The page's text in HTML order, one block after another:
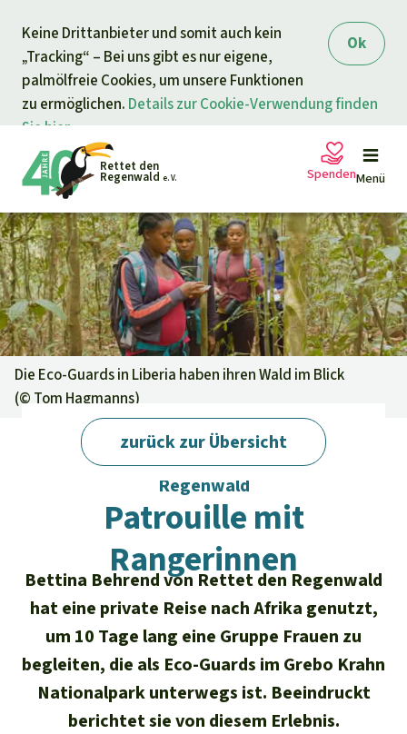
Ok
Keine Drittanbieter und somit auch kein
„Tracking“ – Bei uns gibt es nur eigene,
palmölfreie Cookies, um unsere Funktionen
zu ermöglichen. Details zur Cookie-Verwendung finden
Sie hier.
springen
Rettet den
Regenwald e. V. Menü
Petitionen
Projekte
Informieren
Erfolge
Alle News
Newsletter­anmeldung
Der Regenwald
Biodiversität
Schutzgebiete
Palmöl
Regenwald Report
01/2026
04/2025
03/2025
Erfolge
Über
Über uns
Der Verein
40 Jahre Vereins­geschichte
Häufige Fragen
Medien
Presse
Presse-Echo
Suche
Deutsch
English
Spenden
Ihre Spende hilft
Allgemeine Spende
Dringender Spendenaufruf
Regenwald-Urkunden
Fragen & Antworten
Testament
SpendenkontoRettet den
Regenwald e. V.
00
GENODEM1GLS
GLS Bank
IBAN kopieren
Die Eco-Guards in Liberia haben ihren Wald im Blick
(© Tom Hagmanns)
zurück zur Übersicht
Regenwald Report 02/2022 · Rettet den
Regenwald
Patrouille mit
Rangerinnen
Bettina Behrend von Rettet den Regenwald
hat eine private Reise nach Afrika genutzt,
um 10 Tage lang eine Gruppe Frauen zu
begleiten, die als Eco-Guards im Grebo Krahn
Nationalpark unterwegs ist. Beeindruckt
berichtet sie von diesem Erlebnis.